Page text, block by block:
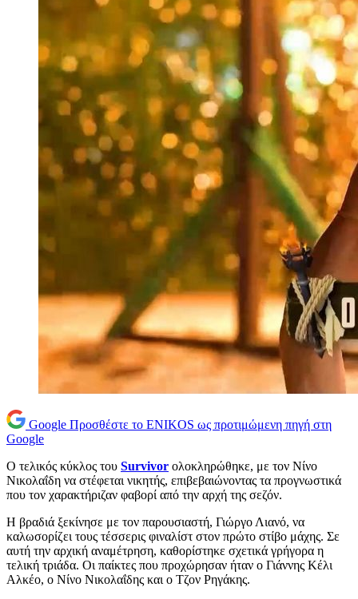
Google Προσθέστε το ENIKOS ως προτιμώμενη πηγή στη
Google
Ο τελικός κύκλος του Survivor ολοκληρώθηκε, με τον Νίνο
Νικολαΐδη να στέφεται νικητής, επιβεβαιώνοντας τα προγνωστικά
που τον χαρακτήριζαν φαβορί από την αρχή της σεζόν.
Η βραδιά ξεκίνησε με τον παρουσιαστή, Γιώργο Λιανό, να
καλωσορίζει τους τέσσερις φιναλίστ στον πρώτο στίβο μάχης. Σε
αυτή την αρχική αναμέτρηση, καθορίστηκε σχετικά γρήγορα η
τελική τριάδα. Οι παίκτες που προχώρησαν ήταν ο Γιάννης Κέλι
Αλκέο, ο Νίνο Νικολαΐδης και ο Τζον Ρηγάκης.